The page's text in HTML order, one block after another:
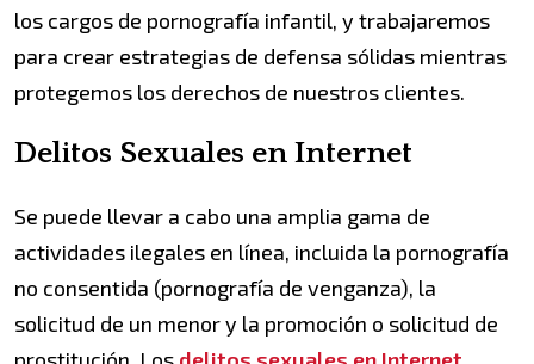
los cargos de pornografía infantil, y trabajaremos
para crear estrategias de defensa sólidas mientras
protegemos los derechos de nuestros clientes.
Delitos Sexuales en Internet
Se puede llevar a cabo una amplia gama de
actividades ilegales en línea, incluida la pornografía
no consentida (pornografía de venganza), la
solicitud de un menor y la promoción o solicitud de